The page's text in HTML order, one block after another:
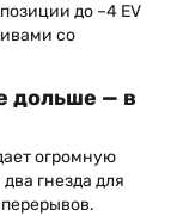
до –4 EV
со
дольше — в
огромную
гнезда для